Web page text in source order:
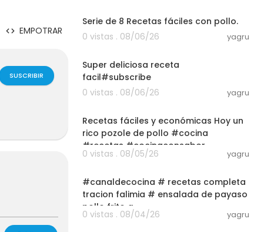
Serie de 8 Recetas fáciles con pollo.
0 vistas . 08/06/26
yagru
Super deliciosa receta
facil#subscribe
0 vistas . 08/06/26
yagru
Recetas fáciles y económicas Hoy un
rico pozole de pollo #cocina
#recetas #cocinaconsabor
0 vistas . 08/05/26 yagru
#canaldecocina # recetas completa
tracion falimia # ensalada de payaso
pollo frito a
0 vistas . 08/04/26 yagru
EMPOTRAR
SUSCRIBIR